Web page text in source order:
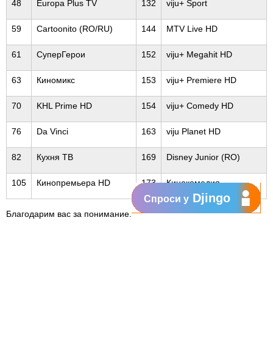
48 Europa Plus TV 132 viju+ Sport
59 Cartoonito (RO/RU) 144 MTV Live HD
61 СуперГерои 152 viju+ Megahit HD
63 Киномикс 153 viju+ Premiere HD
70 KHL Prime HD 154 viju+ Comedy HD
76 Da Vinci 163 viju Planet HD
82 Кухня ТВ 169 Disney Junior (RO)
105 Кинопремьера HD 173 Кинокомедия
Благодарим вас за понимание.
Спроси у Djingo